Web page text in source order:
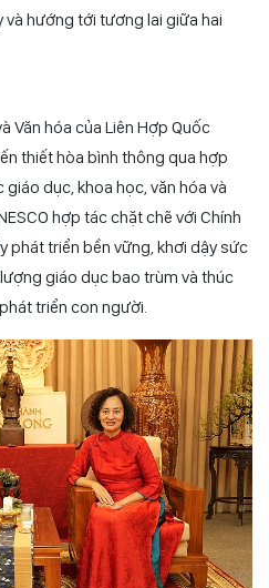
và hướng tới tương lai giữa hai
Văn hóa của Liên Hợp Quốc
thiết hòa bình thông qua hợp
dục, khoa học, văn hóa và
hợp tác chặt chẽ với Chính
phát triển bền vững, khơi dậy sức
giáo dục bao trùm và thúc
triển con người.